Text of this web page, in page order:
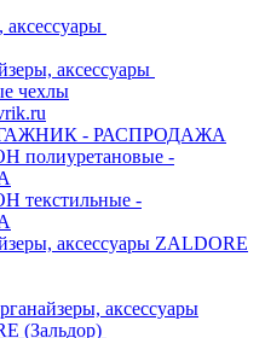
аксессуары
чехлы
- РАСПРОДАЖА
полиуретановые -
текстильные -
аксессуары ZALDORE
аксессуары
(Зальдор)